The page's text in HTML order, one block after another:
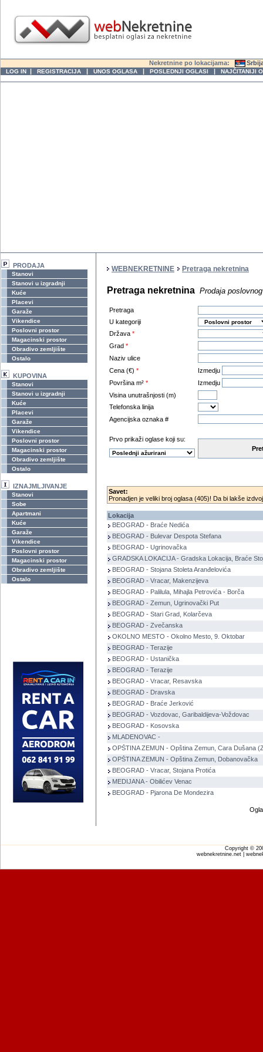
Nekretnine po lokacijama:
LOG IN | REGISTRACIJA | UNOS OGLASA | POSLEDNJI OGLASI | NAJČITANIJI
PRODAJA
Stanovi
Stanovi u izgradnji
Kuće
Placevi
Garaže
Vikendice
Poslovni prostor
Magacinski prostor
Obradivo zemljište
Ostalo
KUPOVINA
Stanovi
Stanovi u izgradnji
Kuće
Placevi
Garaže
Vikendice
Poslovni prostor
Magacinski prostor
Obradivo zemljište
Ostalo
IZNAJMLJIVANJE
Stanovi
Sobe
Apartmani
Kuće
Garaže
Vikendice
Poslovni prostor
Magacinski prostor
Obradivo zemljište
Ostalo
WEBNEKRETNINE Pretraga nekretnina
Pretraga nekretnina Prodaja
Pretraga
U kategoriji
Država *
Grad *
Naziv ulice
Cena (€) *
Izmedju
Površina m² *
Izmedju
Visina unutrašnjosti (m)
Telefonska linija
Agencijska oznaka #
Prvo prikaži oglase koji su:
Savet:
Pronadjen je veliki broj oglasa (405)! Da bi lakše
Lokacija
BEOGRAD - Braće Nedića
BEOGRAD - Bulevar Despota Stefana
BEOGRAD - Ugrinovačka
GRADSKA LOKACIJA - Gradska Lokacija, Braće
BEOGRAD - Stojana Stoleta Aranđelovića
BEOGRAD - Vracar, Makenzijeva
BEOGRAD - Palilula, Mihajla Petrovića - Borča
BEOGRAD - Zemun, Ugrinovački Put
BEOGRAD - Stari Grad, Kolarčeva
BEOGRAD - Zvečanska
OKOLNO MESTO - Okolno Mesto, 9. Oktobar
BEOGRAD - Terazije
BEOGRAD - Ustanička
BEOGRAD - Terazije
BEOGRAD - Vracar, Resavska
BEOGRAD - Dravska
BEOGRAD - Braće Jerković
BEOGRAD - Vozdovac, Garibaldijeva-Voždovac
BEOGRAD - Kosovska
MLADENOVAC -
OPŠTINA ZEMUN - Opština Zemun, Cara Dušana
OPŠTINA ZEMUN - Opština Zemun, Dobanovačka
BEOGRAD - Vracar, Stojana Protića
MEDIJANA - Obilićev Venac
BEOGRAD - Pjarona De Mondezira
Copyright ©
webnekretnine.net |